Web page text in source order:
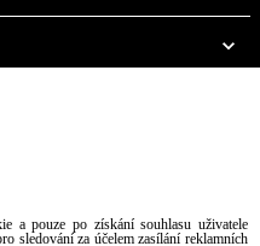
a pouze po získání souhlasu uživatele
sledování za účelem zasílání reklamních